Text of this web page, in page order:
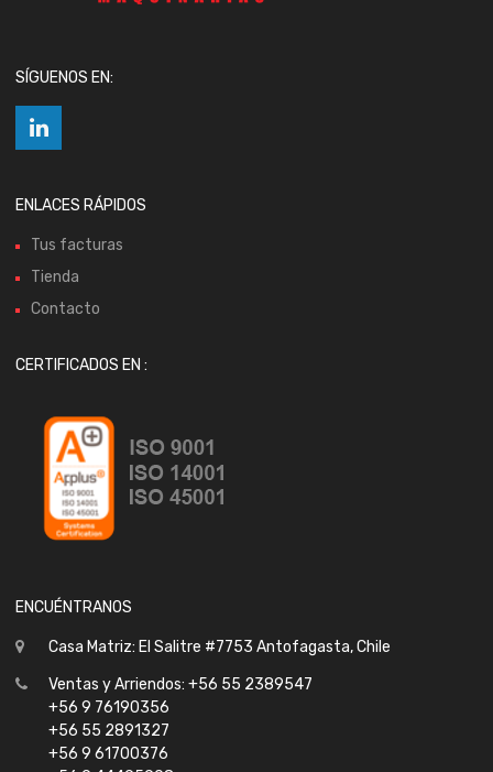
SÍGUENOS EN:
ENLACES RÁPIDOS
Tus facturas
Tienda
Contacto
CERTIFICADOS EN :
ENCUÉNTRANOS
Casa Matriz: El Salitre #7753 Antofagasta, Chile
Ventas y Arriendos: +56 55 2389547
+56 9 76190356
+56 55 2891327
+56 9 61700376